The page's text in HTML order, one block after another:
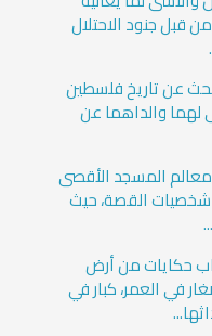
قبل جنود الاحتلال
عن تاريخ فلسطين
لهما والداهما عن
المسجد الأقصى
شخصيات القصة، حيث
حكايات من أرض
في العمر، كبار في